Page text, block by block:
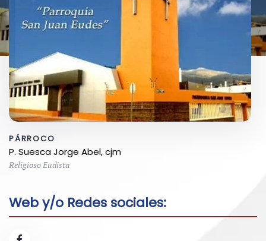
Parroquia San Juan Eudes
PÁRROCO
P. Suesca Jorge Abel, cjm
Religioso Eudista
Web y/o Redes sociales: